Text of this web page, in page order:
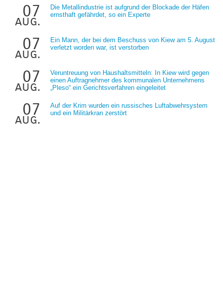
07
aug.
Die Metallindustrie ist aufgrund der Blockade der Häfen
ernsthaft gefährdet, so ein Experte
07
aug.
Ein Mann, der bei dem Beschuss von Kiew am 5. August
verletzt worden war, ist verstorben
07
aug.
Veruntreuung von Haushaltsmitteln: In Kiew wird gegen
einen Auftragnehmer des kommunalen Unternehmens
„Pleso“ ein Gerichtsverfahren eingeleitet
07
aug.
Auf der Krim wurden ein russisches Luftabwehrsystem
und ein Militärkran zerstört